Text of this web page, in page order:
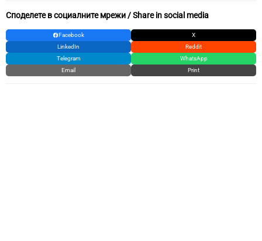
Споделете в социалните мрежи / Share in social media
Facebook
X
LinkedIn
Reddit
Telegram
WhatsApp
Email
Print